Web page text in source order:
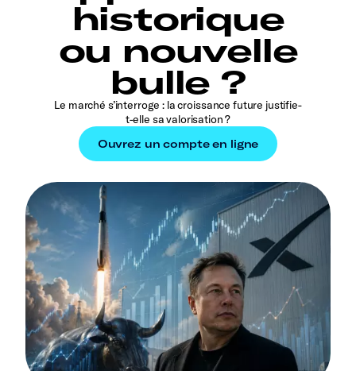
historique
ou nouvelle
bulle ?
Le marché s’interroge : la croissance future justifie-
t-elle sa valorisation ?